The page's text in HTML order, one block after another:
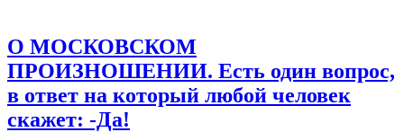
Сайт
Сохранить моё имя, email и адрес сайта в этом браузере для
последующих моих комментариев.
О МОСКОВСКОМ
ПРОИЗНОШЕНИИ. Есть один вопрос,
в ответ на который любой человек
скажет: -Да!